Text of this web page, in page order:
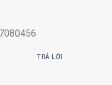
TRẢ LỜI